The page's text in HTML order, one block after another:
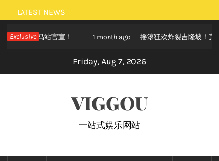
Skip
to
content
LATEST NEWS
Exclusive
站官宣！ 1 month ago 摇滚狂欢炸裂吉隆坡！萧秉治《活着
Friday, Aug 7, 2026
VIGGOU
一站式娱乐网站